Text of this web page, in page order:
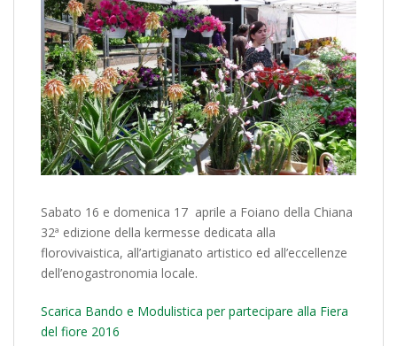
Sabato 16 e domenica 17 aprile a Foiano della Chiana
32ª edizione della kermesse dedicata alla
florovivaistica, all’artigianato artistico ed all’eccellenze
dell’enogastronomia locale.
Scarica Bando e Modulistica per partecipare alla Fiera
del fiore 2016